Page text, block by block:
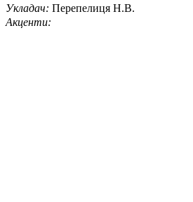
Укладач: Перепелиця Н.В.
Акценти: